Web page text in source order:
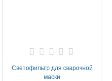
Светофильтр для сварочной
маски